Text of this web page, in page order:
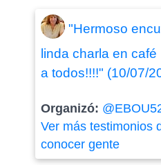
"Hermoso
linda charla en
a todos!!!!" (10/07/
Organizó:
Ver más testimonios
conocer gente